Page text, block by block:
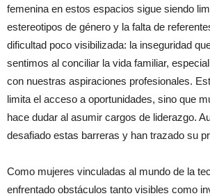
femenina en estos espacios sigue siendo
estereotipos de género y la falta de
dificultad poco visibilizada: la inseguridad
sentimos al conciliar la vida familiar,
con nuestras aspiraciones profesionales.
limita el acceso a oportunidades, sino que
hace dudar al asumir cargos de liderazgo.
desafiado estas barreras y han trazado su
Como mujeres vinculadas al mundo de la
enfrentado obstáculos tanto visibles como